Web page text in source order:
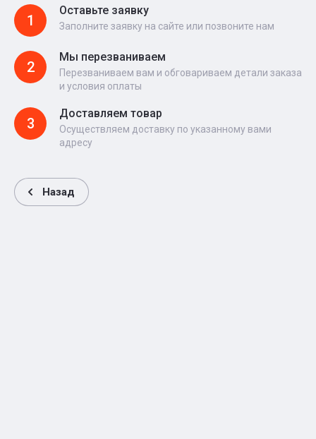
1
Оставьте заявку
Заполните заявку на сайте или позвоните нам
2
Мы перезваниваем
Перезваниваем вам и обговариваем детали заказа
и условия оплаты
3
Доставляем товар
Осуществляем доставку по указанному вами
адресу
Назад